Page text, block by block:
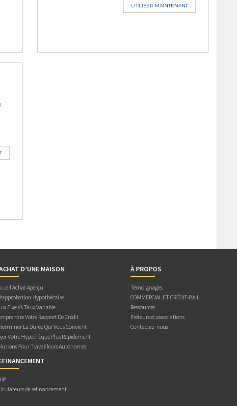
UTILISER MAINTENANT
D’UNE MAISON
Achat Aperçu
Hypothécaire
Fixe Vs Taux Variable
Votre Rapport De Crédit
La Durée Qui Vous Convient
Votre Hypothèque Plus Rapidement
Pour Travailleurs Autonomes
de refinancement
À PROPOS
Témoignages
COMMERCIAL ET CRÉDIT-BAIL
Ressources
Prêteurs et associations
Contactez-nous